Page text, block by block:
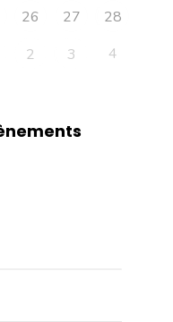
26 27
28
2 3 4